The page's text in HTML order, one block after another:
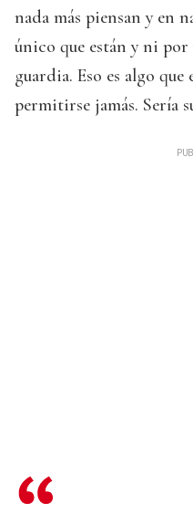
nada más piensan y en
único que están y ni
guardia. Eso es algo
permitirse jamás. Sería